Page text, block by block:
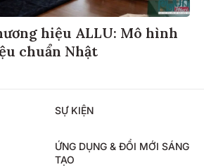
hiệu ALLU: Mô hình
chuẩn Nhật
SỰ KIỆN
ỨNG DỤNG & ĐỔI MỚI SÁNG
TẠO